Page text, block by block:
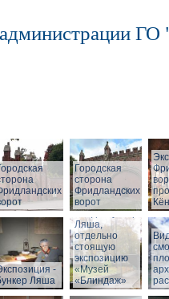
ГО
Городская
сторона
Фридландских
ворот
-
Ляша
Вход в бункер
Ляша,
отдельно
стоящую
экспозицию
«Музей
«Блиндаж»